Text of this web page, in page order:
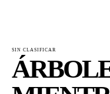
SIN CLASIFICAR